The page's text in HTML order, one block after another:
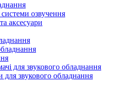
озвучення
аксесуари
для звукового обладнання
для звукового обладнання